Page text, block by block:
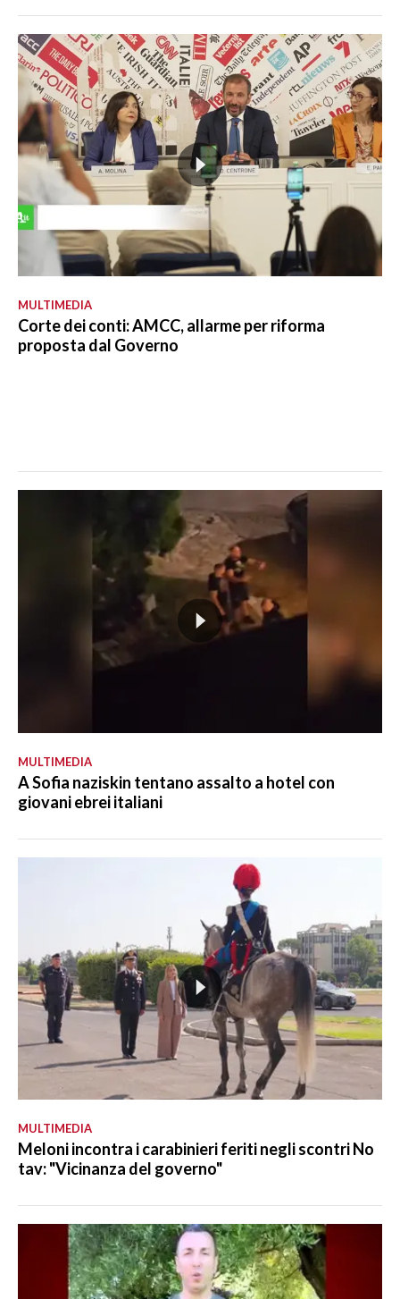
MULTIMEDIA
Corte dei conti: AMCC, allarme per riforma
proposta dal Governo
MULTIMEDIA
A Sofia naziskin tentano assalto a hotel con
giovani ebrei italiani
MULTIMEDIA
Meloni incontra i carabinieri feriti negli scontri No
tav: "Vicinanza del governo"